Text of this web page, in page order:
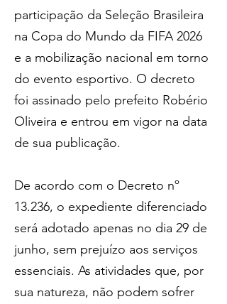
participação da Seleção Brasileira
na Copa do Mundo da FIFA 2026
e a mobilização nacional em torno
do evento esportivo. O decreto
foi assinado pelo prefeito Robério
Oliveira e entrou em vigor na data
de sua publicação.
De acordo com o Decreto nº
13.236, o expediente diferenciado
será adotado apenas no dia 29 de
junho, sem prejuízo aos serviços
essenciais. As atividades que, por
sua natureza, não podem sofrer